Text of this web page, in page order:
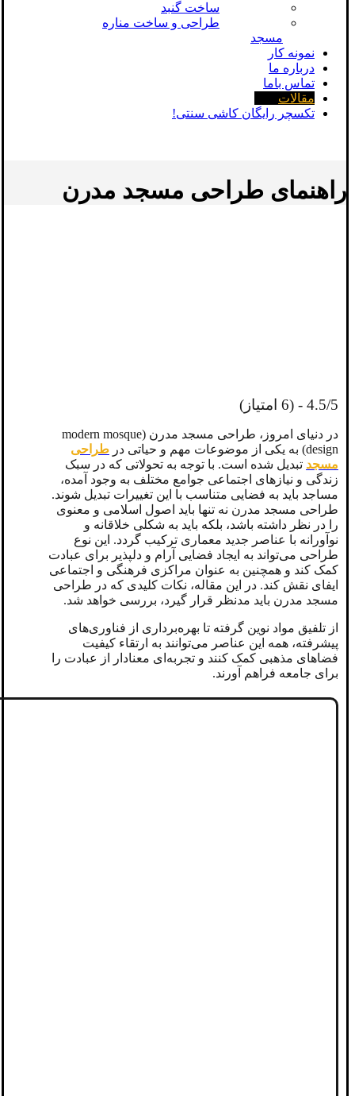
ساخت گنبد
طراحی و ساخت مناره
مسجد
نمونه کار
درباره ما
تماس باما
مقالات
تکسچر رایگان کاشی سنتی!
راهنمای طراحی مسجد مدرن
4.5/5 - (6 امتیاز)
در دنیای امروز، طراحی مسجد مدرن (modern mosque
design) به یکی از موضوعات مهم و حیاتی در
طراحی
مسجد تبدیل شده است. با توجه به تحولاتی که در سبک
زندگی و نیازهای اجتماعی جوامع مختلف به وجود آمده،
مساجد باید به فضایی متناسب با این تغییرات تبدیل شوند.
طراحی مسجد مدرن نه تنها باید اصول اسلامی و معنوی
را در نظر داشته باشد، بلکه باید به شکلی خلاقانه و
نوآورانه با عناصر جدید معماری ترکیب گردد. این نوع
طراحی می‌تواند به ایجاد فضایی آرام و دلپذیر برای عبادت
کمک کند و همچنین به عنوان مراکزی فرهنگی و اجتماعی
ایفای نقش کند. در این مقاله، نکات کلیدی که در طراحی
مسجد مدرن باید مدنظر قرار گیرد، بررسی خواهد شد.
از تلفیق مواد نوین گرفته تا بهره‌برداری از فناوری‌های
پیشرفته، همه این عناصر می‌توانند به ارتقاء کیفیت
فضاهای مذهبی کمک کنند و تجربه‌ای معنادار از عبادت را
برای جامعه فراهم آورند.